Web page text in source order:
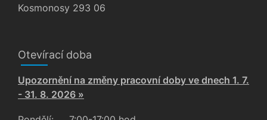
Kosmonosy 293 06
Otevírací doba
Upozornění na změny pracovní doby ve dnech 1. 7.
- 31. 8. 2026 »